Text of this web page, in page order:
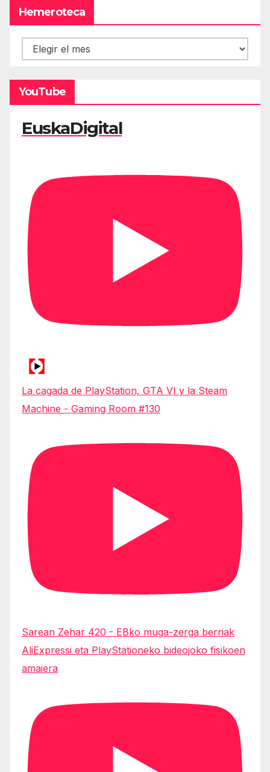
Hemeroteca
Hemeroteca
YouTube
EuskaDigital
La cagada de PlayStation, GTA VI y la Steam
Machine - Gaming Room #130
Sarean Zehar 420 - EBko muga-zerga berriak
AliExpressi eta PlayStationeko bideojoko fisikoen
amaiera